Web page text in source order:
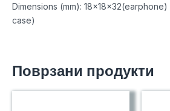
Dimensions (mm):
case)
Поврзани продукти